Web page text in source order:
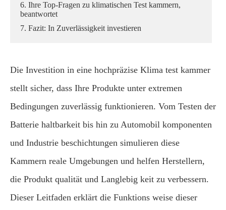
6. Ihre Top-Fragen zu klimatischen Test kammern,
beantwortet
7. Fazit: In Zuverlässigkeit investieren
Die Investition in eine hochpräzise Klima test kammer
stellt sicher, dass Ihre Produkte unter extremen
Bedingungen zuverlässig funktionieren. Vom Testen der
Batterie haltbarkeit bis hin zu Automobil komponenten
und Industrie beschichtungen simulieren diese
Kammern reale Umgebungen und helfen Herstellern,
die Produkt qualität und Langlebig keit zu verbessern.
Dieser Leitfaden erklärt die Funktions weise dieser